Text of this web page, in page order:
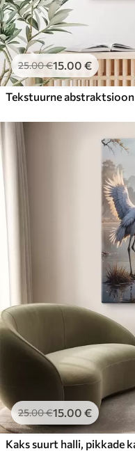
25.00€15.00 €
Tekstuurne abstraktsioon
25.00€15.00 €